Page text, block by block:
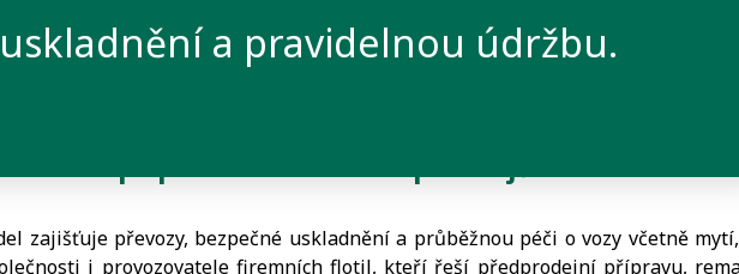
a pravidelnou údržbu.
flotily
a přípravu vozidel bez prostojů
zajišťuje převozy, bezpečné uskladnění a průběžnou péči o vozy včetně
i provozovatele firemních flotil, kteří řeší předprodejní přípravu,